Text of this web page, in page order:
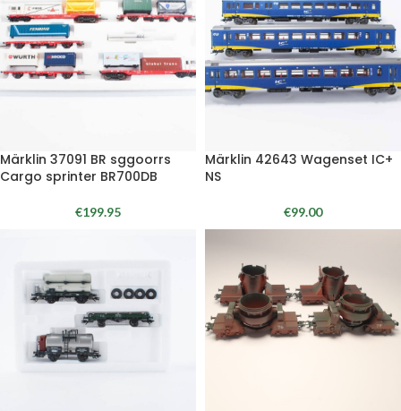
Märklin 37091 BR sggoorrs
Cargo sprinter BR700DB
€199.95
Märklin 42643 Wagenset IC+
NS
€99.00